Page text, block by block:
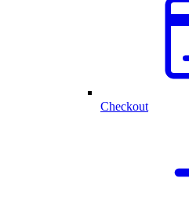
Checkout